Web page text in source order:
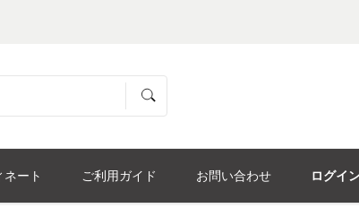
ネート ご利用ガイド お問い合わせ ログイ